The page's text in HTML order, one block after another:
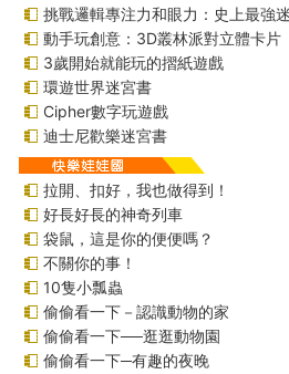
挑戰邏輯專注力和眼力：史上最強
動手玩創意：3D叢林派對立體卡片
3歲開始就能玩的摺紙遊戲
環遊世界迷宮書
Cipher數字玩遊戲
迪士尼歡樂迷宮書
拉開、扣好，我也做得到！
好長好長的神奇列車
袋鼠，這是你的便便嗎？
不關你的事！
10隻小瓢蟲
偷偷看一下－認識動物的家
偷偷看一下──逛逛動物園
偷偷看一下─有趣的夜晚